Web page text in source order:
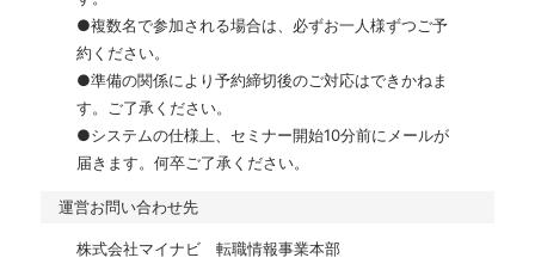
●複数名で参加される場合は、必ずお一人様ずつご予
約ください。
●準備の関係により予約締切後のご対応はできかねま
す。ご了承ください。
●システムの仕様上、セミナー開始10分前にメールが
届きます。何卒ご了承ください。
運営お問い合わせ先
株式会社マイナビ　転職情報事業本部